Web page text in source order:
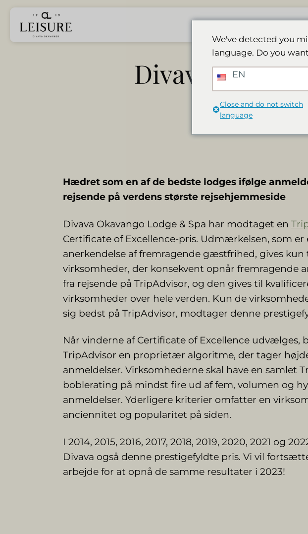
Fortsæt
indhold
Divava får
Hædret som en af de bedste lodges ifølge
rejsende på verdens største rejsehjemmeside
Divava Okavango Lodge & Spa har modtaget en
Certificate of Excellence-pris. Udmærkelsen, som er
anerkendelse af fremragende gæstfrihed, gives kun
virksomheder, der konsekvent opnår fremragende
fra rejsende på TripAdvisor, og den gives til
virksomheder over hele verden. Kun de
sig bedst på TripAdvisor, modtager denne
Når vinderne af Certificate of Excellence udvælges,
TripAdvisor en proprietær algoritme, der tager
anmeldelser. Virksomhederne skal have en samlet
boblerating på mindst fire ud af fem, volumen og
anmeldelser. Yderligere kriterier omfatter en
anciennitet og popularitet på siden.
I 2014, 2015, 2016, 2017, 2018, 2019, 2020, 2021 og
Divava også denne prestigefyldte pris. Vi vil
arbejde for at opnå de samme resultater i 2023!
We've detected you
language. Do you
EN
Close and do not switch
language